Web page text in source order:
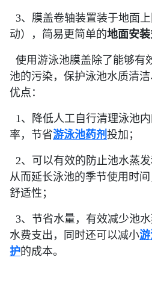
3、膜盖卷轴装置装于地面
动），简易更简单的地面安
使用游泳池膜盖除了能够有
池的污染，保护泳池水质清
优点：
1、降低人工自行清理泳池
率，节省游泳池药剂 投加；
2、可以有效的防止池水蒸
从而延长泳池的季节使用时
舒适性；
3、节省水量，有效减少池
水费支出，同时还可以减小
护的成本。